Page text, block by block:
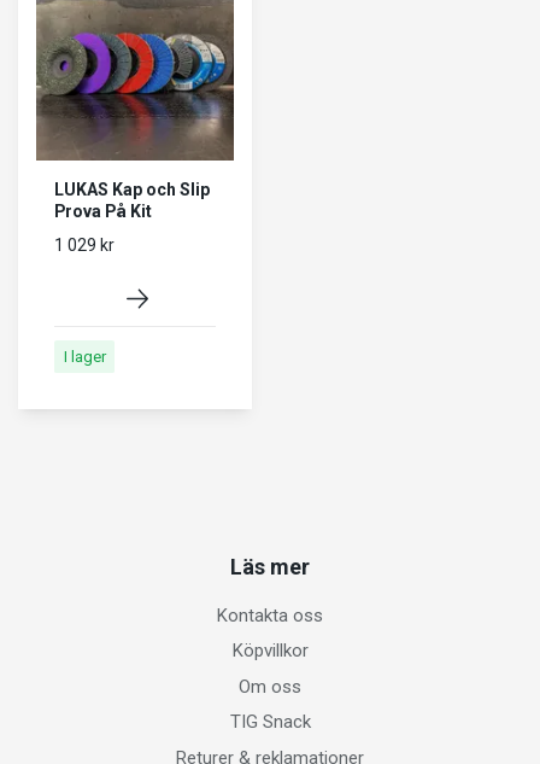
LUKAS Kap och Slip
Prova På Kit
1 029 kr
I lager
Läs mer
Kontakta oss
Köpvillkor
Om oss
TIG Snack
Returer & reklamationer